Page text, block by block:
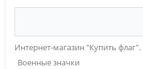
Интернет-магазин "Купить флаг".
Военные значки